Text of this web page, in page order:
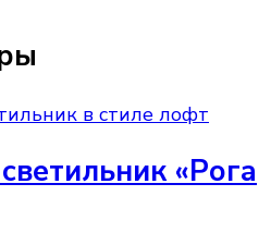
«Рога